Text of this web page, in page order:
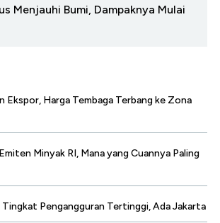
Menjauhi Bumi, Dampaknya Mulai
Ekspor, Harga Tembaga Terbang ke Zona
Minyak RI, Mana yang Cuannya Paling
Tingkat Pengangguran Tertinggi, Ada Jakarta